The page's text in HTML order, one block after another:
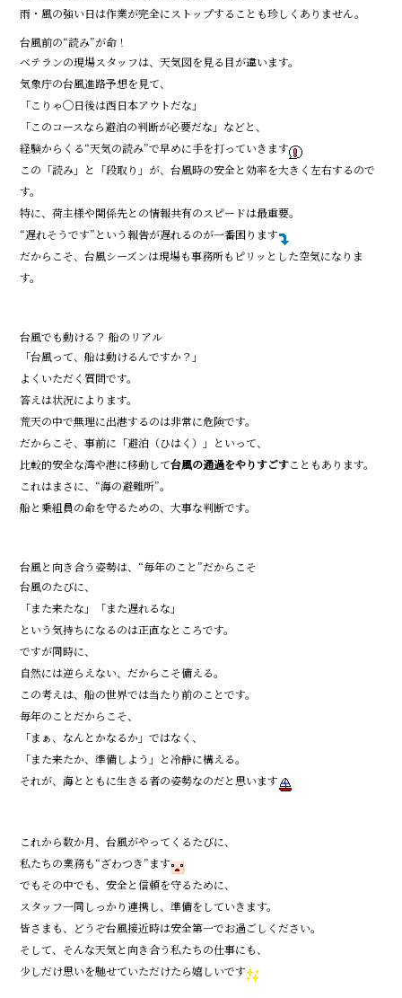
雨・風の強い日は作業が完全にストップすることも珍しくありません。
台風前の“読み”が命！
ベテランの現場スタッフは、天気図を見る目が違います。
気象庁の台風進路予想を見て、
「こりゃ◯日後は西日本アウトだな」
「このコースなら避泊の判断が必要だな」などと、
経験からくる“天気の読み”で早めに手を打っていきます
この「読み」と「段取り」が、台風時の安全と効率を大きく左右するので
す。
特に、荷主様や関係先との情報共有のスピードは最重要。
“遅れそうです”という報告が遅れるのが一番困ります
だからこそ、台風シーズンは現場も事務所もピリッとした空気になりま
す。
台風でも動ける？ 船のリアル
「台風って、船は動けるんですか？」
よくいただく質問です。
答えは――状況によります。
荒天の中で無理に出港するのは非常に危険です。
だからこそ、事前に「避泊（ひはく）」といって、
比較的安全な湾や港に移動して台風の通過をやりすごすこともあります。
これはまさに、“海の避難所”。
船と乗組員の命を守るための、大事な判断です。
台風と向き合う姿勢は、“毎年のこと”だからこそ
台風のたびに、
「また来たな」「また遅れるな」
という気持ちになるのは正直なところです。
ですが同時に、
自然には逆らえない、だからこそ備える。
この考えは、船の世界では当たり前のことです。
毎年のことだからこそ、
「まぁ、なんとかなるか」ではなく、
「また来たか、準備しよう」と冷静に構える。
それが、海とともに生きる者の姿勢なのだと思います
これから数か月、台風がやってくるたびに、
私たちの業務も“ざわつき”ます
でもその中でも、安全と信頼を守るために、
スタッフ一同しっかり連携し、準備をしていきます。
皆さまも、どうぞ台風接近時は安全第一でお過ごしください。
そして、そんな天気と向き合う私たちの仕事にも、
少しだけ思いを馳せていただけたら嬉しいです